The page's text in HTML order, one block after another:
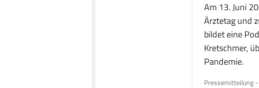
Am 13. Juni
Ärztetag und
bildet eine
Kretschmer,
Pandemie.
Pressemitteilung-